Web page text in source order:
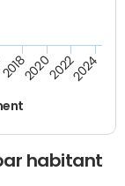
2018202020222024
habitant